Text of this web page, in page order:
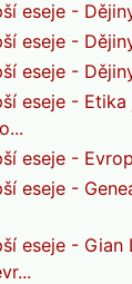
eseje -
eseje -
eseje -
eseje -
eseje -
eseje -
eseje - Gian